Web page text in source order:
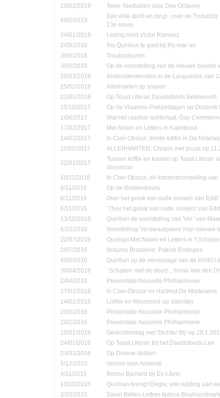
23/02/2019
Twee Teelballen voor Drie Octaven
6/02/2019
Een elite dicht en zingt : over de
13e eeuw.
24/01/2019
Lezing rond Victor Ramirez
2/09/2018
Als Quirilian te gast bij Rij-mar-an
3/06/2018
Troubadouren
3/05/2018
Op de voorstelling van de nieuwe bundel
20/03/2018
Andersdenkenden in de Languedoc van
25/02/2018
AllerHarten op snaren
21/01/2018
Op Toast Literair Davidsfonds Bekkevoort
15/10/2017
Op de Vlaamse Poëziedagen op
1/06/2017
Wat het raadsel achterlaat, Guy
17/02/2017
Met Noten en Letters in Kalmthout
14/02/2017
In Clair-Obscur, derde editie in De
11/02/2017
ALLERHARTEN: Chopin met proza op
22/01/2017
Tussen koffie en kaneel op Toast Literair
Vosselaar
10/11/2016
In Clair-Obscur, de fototentoonstelling
8/11/2016
Op de Boekenbeurs
6/11/2016
Over het geluk van oude zomers van Eddt
6/11/2016
' Over het geluk van oude zomers' van
13/10/2016
Quirilian de voorstelling van 'Vel ' van
6/10/2016
Voorstelling 'Verdwaalpalen' mijn nieuwe
22/07/2016
Quirilian:Met Noten en Letters in 't
2/07/2016
Noturno Brasileiro: Patrick Rodriges
4/05/2016
Quirilian op de vernissage van de
30/04/2016
' Schaken met de dood' , Yerna Van den
2/04/2016
Presentatie Nouvelle Philharmonie
27/02/2016
In Clair-Obscur vn Hartmut De Martelaere
14/02/2016
Liefde en Weemoed op Valentijn
2/02/2016
Presentatie Nouvelle Philharmonie
2/02/2016
Presentatie Nouvelle Philharmonie
28/01/2016
Gedichtendag met 'Dichter Bij' op
24/01/2016
Op Toast Literair bij het Davidsfonds Lier
23/01/2016
Op Droeve Velden
5/12/2015
Verzen voor Armenië
4/11/2015
Benno Barnard bij Ex-Libris
10/10/2015
Quirilian brengt Elegia, een wijding aan
3/10/2015
Salon Belles-Lettres tijdens